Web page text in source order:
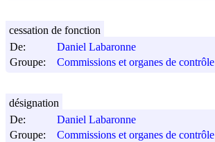
De:
Daniel Labaronne
Groupe:
Commissions et organes de contrôle
cessation de fonction
De:
Daniel Labaronne
Groupe:
Commissions et organes de contrôle
désignation